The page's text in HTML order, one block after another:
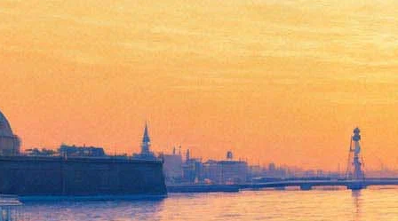
22 июля 2013,13:56 Версия для печати
Вопреки надеждам поклонников группы «Король и Шут» и
многочисленным постам в интернете, Андрей Князев заявил
корреспонденту «Фонтанки», что не собирается возвращаться
в группу. «Я думаю, что история «КиШа» завершилась,
красивая панк-сказка закончена», - сказал Андрей Князев.